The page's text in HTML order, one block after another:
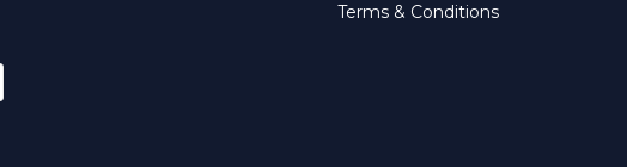
Terms & Conditions